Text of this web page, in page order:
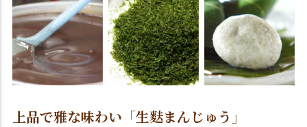
上品で雅な味わい「生麩まんじゅう」